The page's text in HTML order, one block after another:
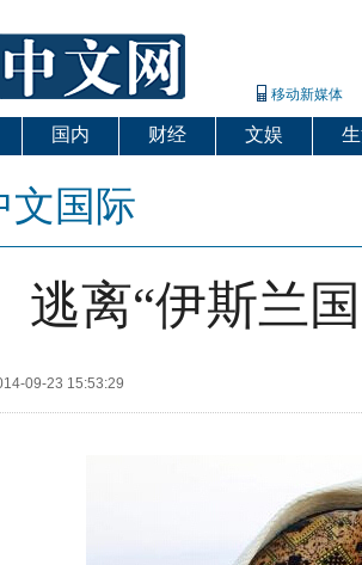
移动新媒体
国内 财经 文娱
文国际
逃离“伊斯兰
09-23 15:53:29